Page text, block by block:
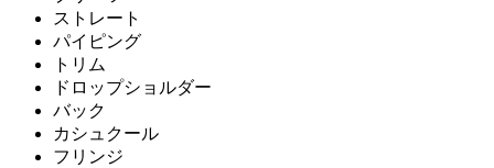
ストレート
パイピング
トリム
ドロップショルダー
バック
カシュクール
フリンジ